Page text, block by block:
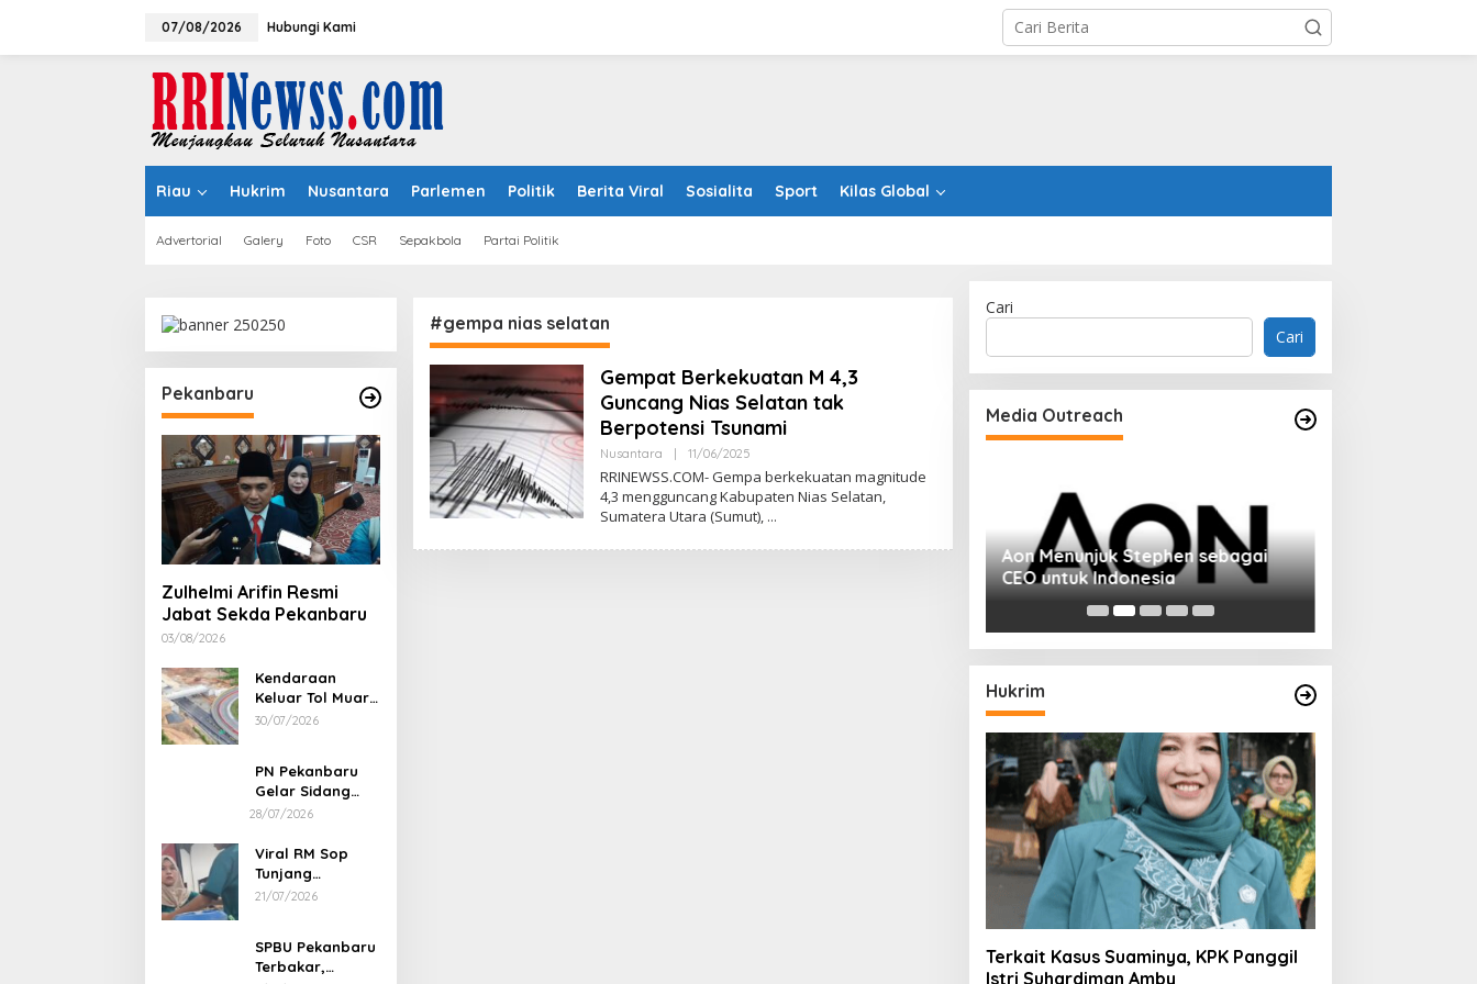
07/08/2026 Hubungi Kami
Riau Hukrim Nusantara Parlemen Politik Berita Viral Sosialita Sport Kilas Global
Advertorial Galery Foto CSR Sepakbola Partai Politik
Pekanbaru
Zulhelmi Arifin Resmi
Jabat Sekda Pekanbaru
03/08/2026
Kendaraan
Keluar Tol Muara
Fajar Dialihkan
30/07/2026
PN Pekanbaru
Gelar Sidang
Putusan Perkara
Juli 2026
28/07/2026
Viral RM Sop
Tunjang
Pekanbaru
Pemilik Minta
Maaf
21/07/2026
SPBU Pekanbaru
Terbakar,
#gempa nias selatan
Gempat Berkekuatan M 4,3
Guncang Nias Selatan tak
Berpotensi Tsunami
Nusantara 11/06/2025Oleh
RRINEWSS.COM- Gempa berkekuatan magnitude
4,3 mengguncang Kabupaten Nias Selatan,
Sumatera Utara (Sumut),
Cari
Cari
Media Outreach
Sentosa GrillFest 2026 Returns
Aon Menunjuk Stephen sebagai
CEO untuk Indonesia
Memperluas
Hukrim
Terkait Kasus Suaminya, KPK Panggil
Istri Suhardiman Amby